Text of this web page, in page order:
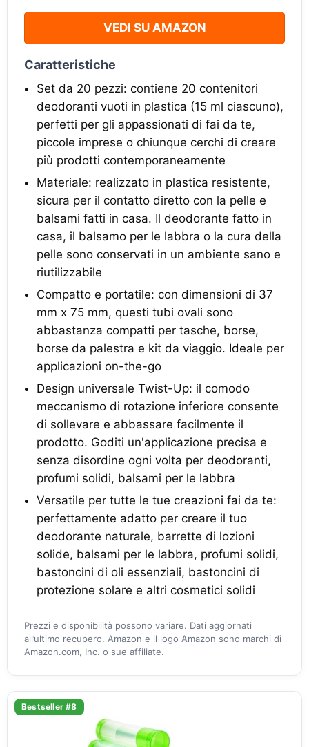
VEDI SU AMAZON
Caratteristiche
Set da 20 pezzi: contiene 20 contenitori
deodoranti vuoti in plastica (15 ml ciascuno),
perfetti per gli appassionati di fai da te,
piccole imprese o chiunque cerchi di creare
più prodotti contemporaneamente
Materiale: realizzato in plastica resistente,
sicura per il contatto diretto con la pelle e
balsami fatti in casa. Il deodorante fatto in
casa, il balsamo per le labbra o la cura della
pelle sono conservati in un ambiente sano e
riutilizzabile
Compatto e portatile: con dimensioni di 37
mm x 75 mm, questi tubi ovali sono
abbastanza compatti per tasche, borse,
borse da palestra e kit da viaggio. Ideale per
applicazioni on-the-go
Design universale Twist-Up: il comodo
meccanismo di rotazione inferiore consente
di sollevare e abbassare facilmente il
prodotto. Goditi un'applicazione precisa e
senza disordine ogni volta per deodoranti,
profumi solidi, balsami per le labbra
Versatile per tutte le tue creazioni fai da te:
perfettamente adatto per creare il tuo
deodorante naturale, barrette di lozioni
solide, balsami per le labbra, profumi solidi,
bastoncini di oli essenziali, bastoncini di
protezione solare e altri cosmetici solidi
Prezzi e disponibilità possono variare. Dati aggiornati
all’ultimo recupero. Amazon e il logo Amazon sono marchi di
Amazon.com, Inc. o sue affiliate.
Bestseller #8